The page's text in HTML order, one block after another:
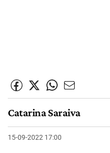
Catarina Saraiva
15-09-2022 17:00